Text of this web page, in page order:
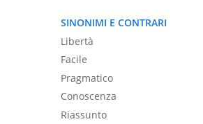
SINONIMI E CONTRARI
Libertà
Facile
Pragmatico
Conoscenza
Riassunto